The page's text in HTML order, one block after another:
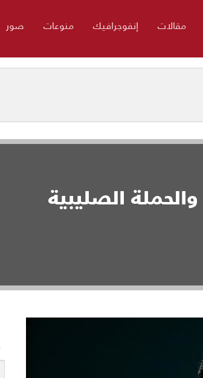
مقالات إنفوجرافيك منوعات صور
الصليبية